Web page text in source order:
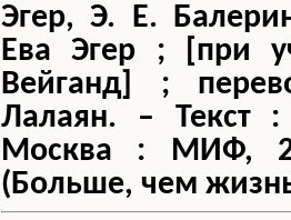
Эгер, Э. Е.
Ева Эгер ; [при
Вейганд] ;
Лалаян. – Текст :
Москва : МИФ,
(Больше, чем